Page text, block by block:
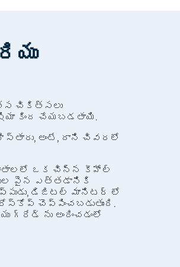
చికిత్సలు
కింద చేయబడతాయి.
అంటే, దాని చివరలో
ఒక చిన్న కీహోల్
పైన ఎత్తడానికి
డిజిటల్ మానిటర్ లో
చొప్పించబడుతుంది.
ను అందించడంలో